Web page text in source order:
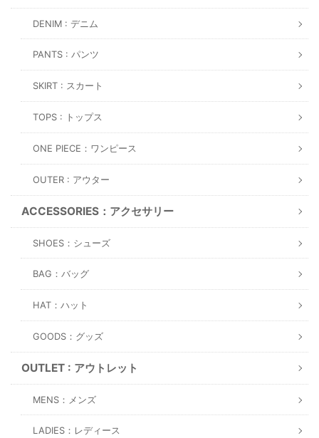
DENIM : デニム
PANTS : パンツ
SKIRT : スカート
TOPS : トップス
ONE PIECE：ワンピース
OUTER : アウター
ACCESSORIES：アクセサリー
SHOES：シューズ
BAG：バッグ
HAT：ハット
GOODS：グッズ
OUTLET : アウトレット
MENS：メンズ
LADIES：レディース